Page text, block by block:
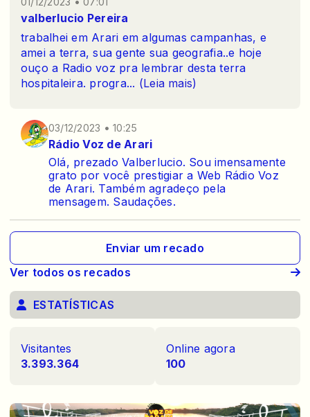
valberlucio Pereira
trabalhei em Arari em algumas campanhas, e
amei a terra, sua gente sua geografia..e hoje
ouço a Radio voz pra lembrar desta terra
hospitaleira. progra... (Leia mais)
Rádio Voz de Arari
03/12/2023 • 10:25
Olá, prezado Valberlucio. Sou imensamente
grato por você prestigiar a Web Rádio Voz
de Arari. Também agradeço pela
mensagem. Saudações.
Enviar um recado
Ver todos os recados
ESTATÍSTICAS
Visitantes
3.393.364
Online agora
100